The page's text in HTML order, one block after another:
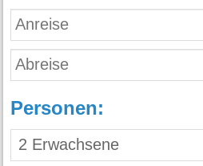
Personen: